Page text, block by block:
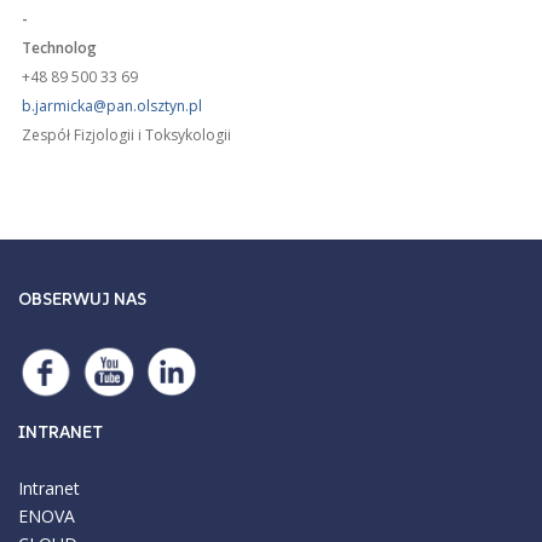
-
Technolog
+48 89 500 33 69
b.jarmicka@pan.olsztyn.pl
Zespół Fizjologii i Toksykologii
OBSERWUJ NAS
INTRANET
Intranet
ENOVA